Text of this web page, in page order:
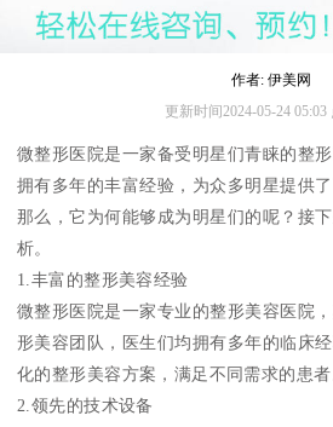
作者: 伊美网
更新时间2024-05-24 05:03
微整形医院是一家备受明星们青睐的整
拥有多年的丰富经验，为众多明星提供
那么，它为何能够成为明星们的呢？接
析。
1.丰富的整形美容经验
微整形医院是一家专业的整形美容医院
形美容团队，医生们均拥有多年的临床
化的整形美容方案，满足不同需求的患者
2.领先的技术设备